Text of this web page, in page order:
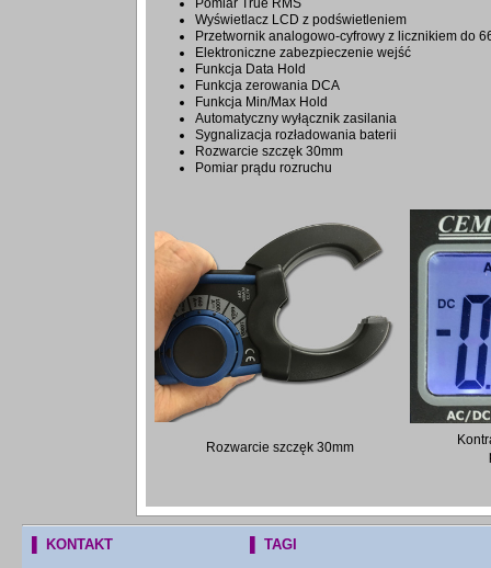
Pomiar True RMS
Wyświetlacz LCD z podświetleniem
Przetwornik analogowo-cyfrowy z licznikiem do
Elektroniczne zabezpieczenie wejść
Funkcja Data Hold
Funkcja zerowania DCA
Funkcja Min/Max Hold
Automatyczny wyłącznik zasilania
Sygnalizacja rozładowania baterii
Rozwarcie szczęk 30mm
Pomiar prądu rozruchu
Rozwarcie szczęk 30mm
▌ KONTAKT
▌ TAGI